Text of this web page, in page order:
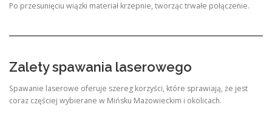
Po przesunięciu wiązki materiał krzepnie, tworząc trwałe połączenie.
Zalety spawania laserowego
Spawanie laserowe oferuje szereg korzyści, które sprawiają, że jest
coraz częściej wybierane w Mińsku Mazowieckim i okolicach.